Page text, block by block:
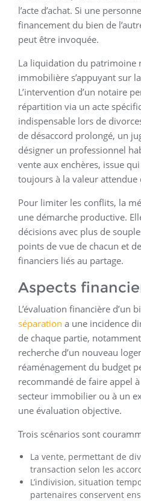
l’acte d’achat. Si une
financement du bien de
peut être invoquée.
La liquidation du patrimoine
immobilière s’appuyant sur
L’intervention d’un notaire
répartition via un acte
indispensable lors de
de désaccord prolongé, un
désigner un professionnel
vente aux enchères, issue
toujours à la valeur attendue
Pour limiter les conflits, la
une démarche productive.
décisions avec plus de
points de vue de chacun et
financiers liés au partage.
Aspects
L’évaluation financière d’un
séparation a une incidence
de chaque partie,
recherche d’un nouveau
réaménagement du budget
recommandé de faire appel
secteur immobilier ou à un
une évaluation objective.
Trois scénarios sont
La vente, permettant de
transaction selon les
L’indivision, situation
partenaires conservent